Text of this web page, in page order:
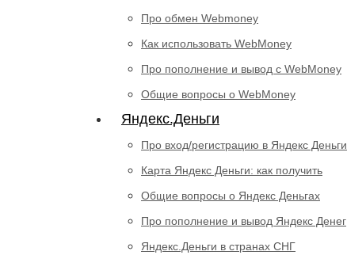
Про обмен Webmoney
Как использовать WebMoney
Про пополнение и вывод с WebMoney
Общие вопросы о WebMoney
Яндекс.Деньги
Про вход/регистрацию в Яндекс Деньги
Карта Яндекс Деньги: как получить
Общие вопросы о Яндекс Деньгах
Про пополнение и вывод Яндекс Денег
Яндекс.Деньги в странах СНГ